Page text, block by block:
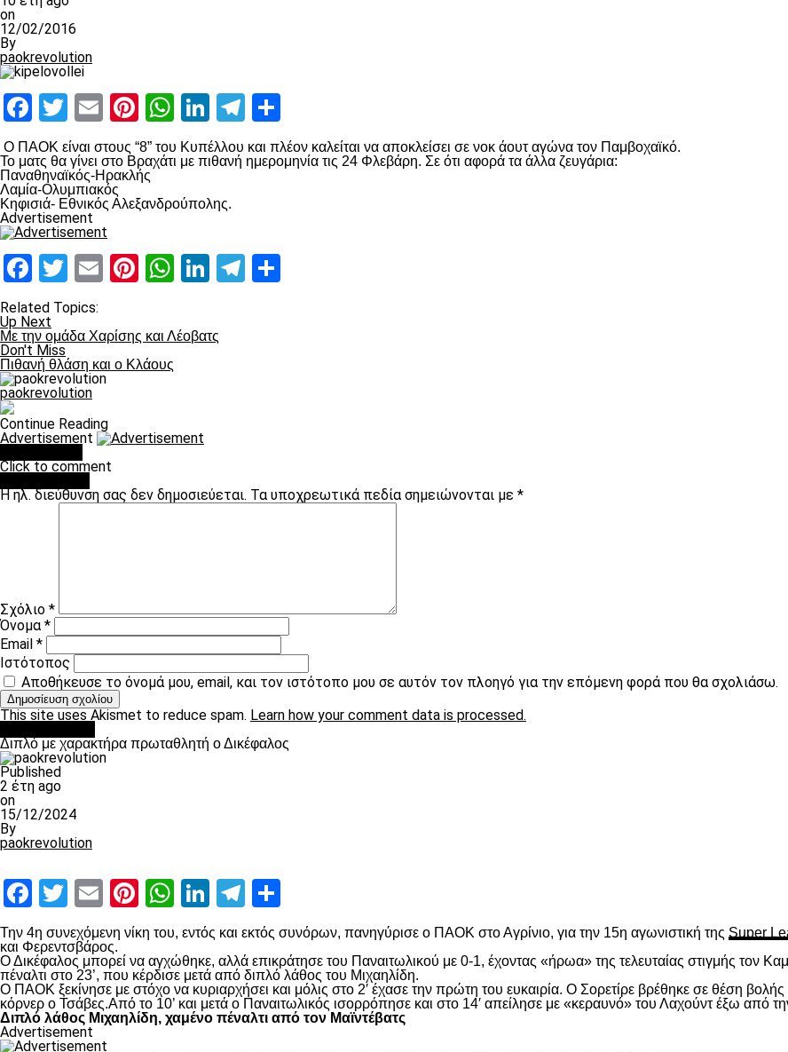
on
12/02/2016
By
paokrevolution
Facebook
Twitter
EmailPinterest
WhatsApp
LinkedIn
Telegram
Ο ΠΑΟΚ είναι στους “8” του Κυπέλλου και πλέον καλείται να αποκλείσει σε νοκ άουτ αγώνα τον Παμβοχαϊκό.
Το ματς θα γίνει στο Βραχάτι με πιθανή ημερομηνία τις 24 Φλεβάρη. Σε ότι αφορά τα άλλα ζευγάρια:
Παναθηναϊκός-Ηρακλής
Λαμία-Ολυμπιακός
Κηφισιά- Εθνικός Αλεξανδρούπολης.
Advertisement
Facebook
Twitter
EmailPinterest
WhatsApp
LinkedIn
Telegram
Related Topics:
Up Next
Με την ομάδα Χαρίσης και Λέοβατς
Don't Miss
Πιθανή θλάση και ο Κλάους
paokrevolution
Continue Reading
Advertisement
Click to comment
Η ηλ. διεύθυνση σας δεν δημοσιεύεται. Τα υποχρεωτικά πεδία σημειώνονται με *
Σχόλιο *
Όνομα*
Email *
Ιστότοπος
Αποθήκευσε το όνομά μου, email, και τον ιστότοπο μου σε αυτόν τον πλοηγό για την επόμενη φορά που θα σχολιάσω.
This site uses Akismet to reduce spam. Learn how your comment data is processed.
Διπλό με χαρακτήρα πρωταθλητή ο Δικέφαλος
Published
2 έτη ago
on
15/12/2024
By
paokrevolution
Facebook
Twitter
EmailPinterest
WhatsApp
LinkedIn
Telegram
Την 4η συνεχόμενη νίκη του, εντός και εκτός συνόρων, πανηγύρισε ο ΠΑΟΚ στο Αγρίνιο, για την 15η αγωνιστική της Super
και Φερεντσβάρος.
Ο Δικέφαλος μπορεί να αγχώθηκε, αλλά επικράτησε του Παναιτωλικού με 0-1, έχοντας «ήρωα» της τελευταίας στιγμής τον
πέναλτι στο 23’, που κέρδισε μετά από διπλό λάθος του Μιχαηλίδη.
Ο ΠΑΟΚ ξεκίνησε με στόχο να κυριαρχήσει και μόλις στο 2′ έχασε την πρώτη του ευκαιρία. Ο Σορετίρε βρέθηκε σε θέση
κόρνερ ο Τσάβες.Από το 10’ και μετά ο Παναιτωλικός ισορρόπησε και στο 14′ απείλησε με «κεραυνό» του Λαχούντ έξω από
Διπλό λάθος Μιχαηλίδη, χαμένο πέναλτι από τον Μαϊντέβατς
Advertisement